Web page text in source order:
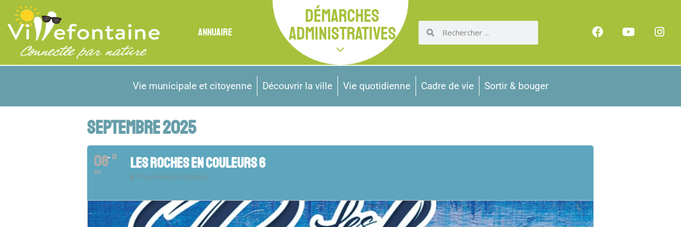
ANNUAIRE
DÉMARCHES
ADMINISTRATIVES
Vie municipale et citoyenne Découvrir la ville Vie quotidienne Cadre de vie Sortir & bouger
SEPTEMBRE 2025
08
SEP
13 LES ROCHES EN COULEURS 6
Place Nelson Mandela